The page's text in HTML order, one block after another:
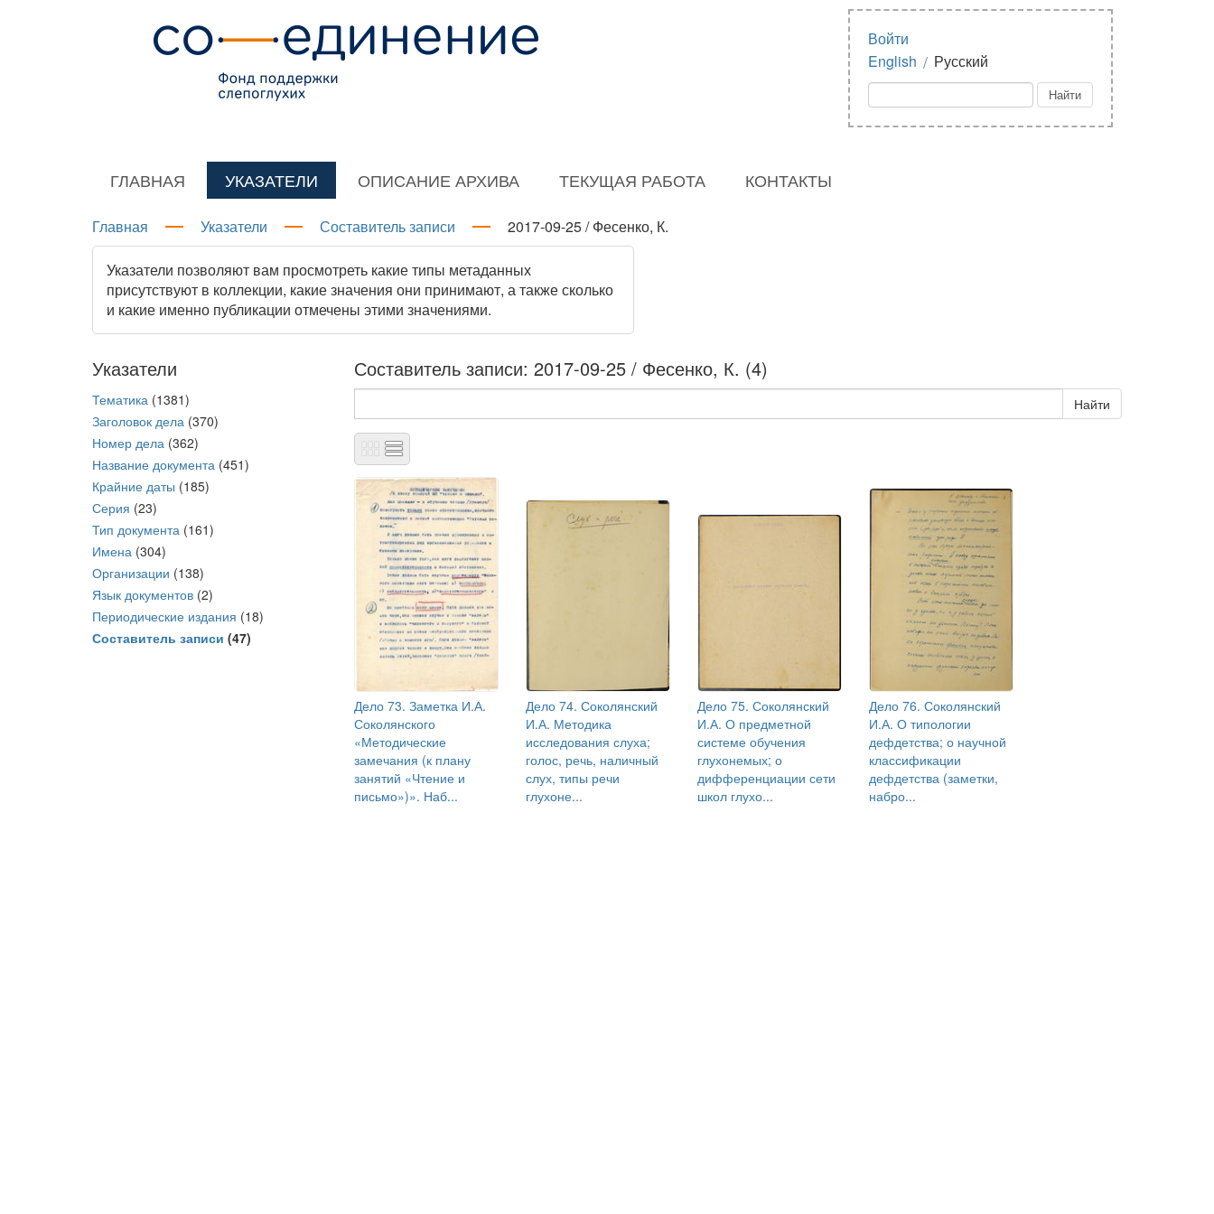
Войти
English / Русский
ГЛАВНАЯ УКАЗАТЕЛИ ОПИСАНИЕ АРХИВА ТЕКУЩАЯ РАБОТА КОНТАКТЫ
Главная Указатели Составитель записи 2017-09-25 / Фесенко, К.
Указатели позволяют вам просмотреть какие типы метаданных
присутствуют в коллекции, какие значения они принимают, а также сколько
и какие именно публикации отмечены этими значениями.
Указатели
Тематика (1381)
Заголовок дела (370)
Номер дела (362)
Название документа (451)
Крайние даты (185)
Серия (23)
Тип документа (161)
Имена (304)
Организации (138)
Язык документов (2)
Периодические издания (18)
Составитель записи (47)
Составитель записи: 2017-09-25 / Фесенко, К. (4)
Дело 73. Заметка И.А.
Соколянского
«Методические
замечания (к плану
занятий «Чтение и
письмо»)». Наб...
Дело 74. Соколянский
И.А. Методика
исследования слуха;
голос, речь, наличный
слух, типы речи
глухоне...
Дело 75. Соколянский
И.А. О предметной
системе обучения
глухонемых; о
дифференциации сети
школ глухо...
Дело 76. Соколянский
И.А. О типологии
дефдетства; о научной
классификации
дефдетства (заметки,
набро...